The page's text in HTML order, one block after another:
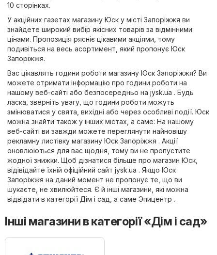
10 сторінках.
У акційних газетах магазину Юск у місті Запоріжжя ви
знайдете широкий вибір якісних товарів за відмінними
цінами. Пропозиція рясніє цікавими акціями, тому
подивіться на весь асортимент, який пропонує Юск
Запоріжжя.
Вас цікавлять години роботи магазину Юск Запоріжжя? Ви
можете отримати інформацію про години роботи на
нашому веб-сайті або безпосередньо на jysk.ua . Будь
ласка, зверніть увагу, що години роботи можуть
змінюватися у свята, вихідні або через особливі події. Юск
можна знайти також у інших містах, а саме: На нашому
веб-сайті ви завжди можете переглянути найновішу
рекламну листівку магазину Юск Запоріжжя . Акції
оновлюються для вас щодня, тому ви не пропустите
жодної знижки. Щоб дізнатися більше про магазин Юск,
відівідайте їхній офіційний сайт jysk.ua . Якщо Юск
Запоріжжя на даний момент не пропонує те, що ви
шукаєте, не хвилюйтеся. Є й інші магазини, які можна
відвідати в категорії Дім і сад , а саме Эпицентр .
Інші магазини в категорії «Дім і сад»